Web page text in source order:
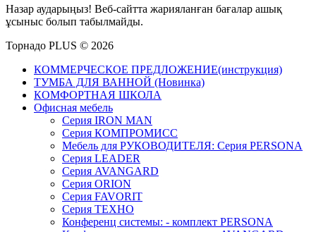
Назар аударыңыз! Веб-сайтта жарияланған бағалар ашық
ұсыныс болып табылмайды.
Торнадо PLUS © 2026
КОММЕРЧЕСКОЕ ПРЕДЛОЖЕНИЕ(инструкция)
ТУМБА ДЛЯ ВАННОЙ (Новинка)
КОМФОРТНАЯ ШКОЛА
Офисная мебель
Серия IRON MAN
Серия КОМПРОМИСС
Мебель для РУКОВОДИТЕЛЯ: Серия PERSONA
Серия LEADER
Серия AVANGARD
Серия ORION
Серия FAVORIT
Серия ТЕХНО
Конференц системы: - комплект PERSONA